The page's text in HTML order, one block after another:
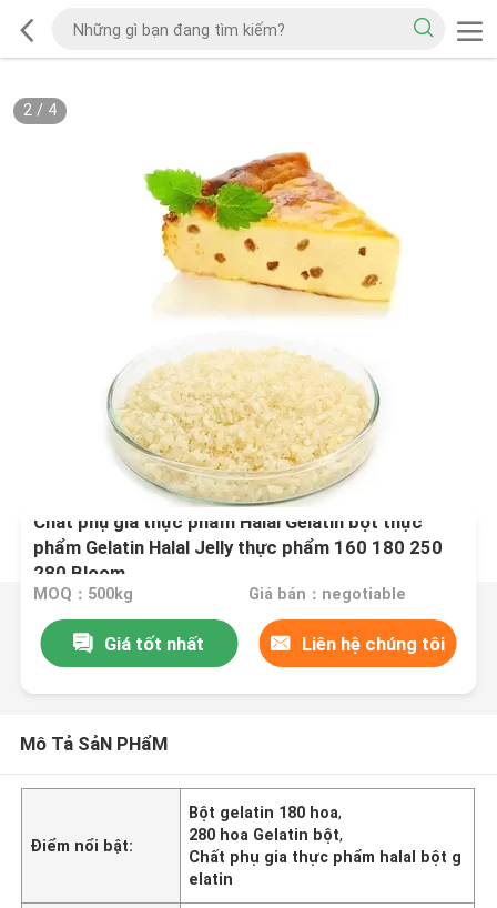
2/ 4
Chất phụ gia thực phẩm Halal Gelatin bột thực
phẩm Gelatin Halal Jelly thực phẩm 160 180 250
280 Bloom
MOQ：500kg Giá bán：negotiable
Giá tốt nhất Liên hệ chúng tôi
Mô Tả SảN PHẩM
Điểm nổi bật:
Bột gelatin 180 hoa,
280 hoa Gelatin bột,
Chất phụ gia thực phẩm halal bột g
elatin